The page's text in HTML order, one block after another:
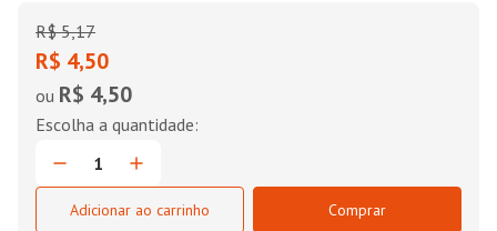
R$ 5,17
R$ 4,50
ou R$ 4,50
Adicionar ao carrinho
Comprar